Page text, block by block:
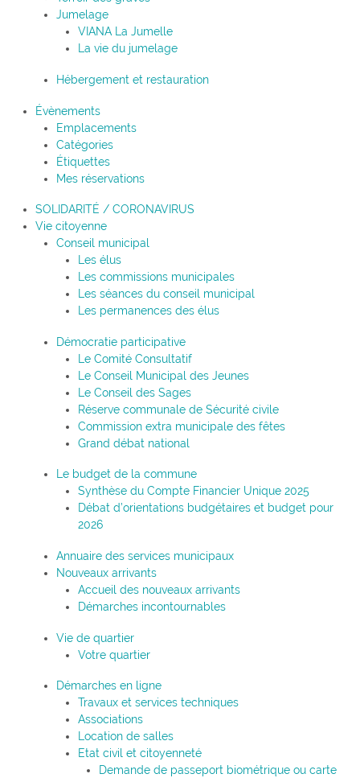
Jumelage
VIANA La Jumelle
La vie du jumelage
Hébergement et restauration
Évènements
Emplacements
Catégories
Étiquettes
Mes réservations
SOLIDARITÉ / CORONAVIRUS
Vie citoyenne
Conseil municipal
Les élus
Les commissions municipales
Les séances du conseil municipal
Les permanences des élus
Démocratie participative
Le Comité Consultatif
Le Conseil Municipal des Jeunes
Le Conseil des Sages
Réserve communale de Sécurité civile
Commission extra municipale des fêtes
Grand débat national
Le budget de la commune
Synthèse du Compte Financier Unique 2025
Débat d’orientations budgétaires et budget pour
2026
Annuaire des services municipaux
Nouveaux arrivants
Accueil des nouveaux arrivants
Démarches incontournables
Vie de quartier
Votre quartier
Démarches en ligne
Travaux et services techniques
Associations
Location de salles
Etat civil et citoyenneté
Demande de passeport biométrique ou carte